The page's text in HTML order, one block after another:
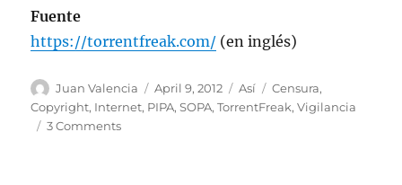
Fuente
https://torrentfreak.com/ (en inglés)
Author
Juan Valencia
Posted
on
April 9, 2012 Categories
Así Tags
Censura,
Copyright, Internet, PIPA,SOPA,TorrentFreak,Vigilancia
3 Commentson